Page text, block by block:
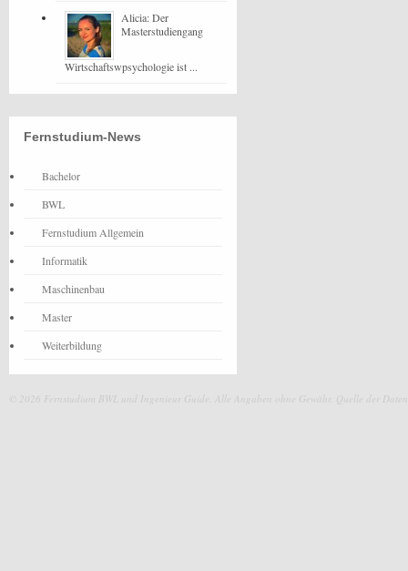
Alicia: Der
Masterstudiengang
Wirtschaftswpsychologie ist ...
Fernstudium-News
Bachelor
BWL
Fernstudium Allgemein
Informatik
Maschinenbau
Master
Weiterbildung
© 2026 Fernstudium BWL und Ingenieur Guide. Alle Angaben ohne Gewähr. Quelle der